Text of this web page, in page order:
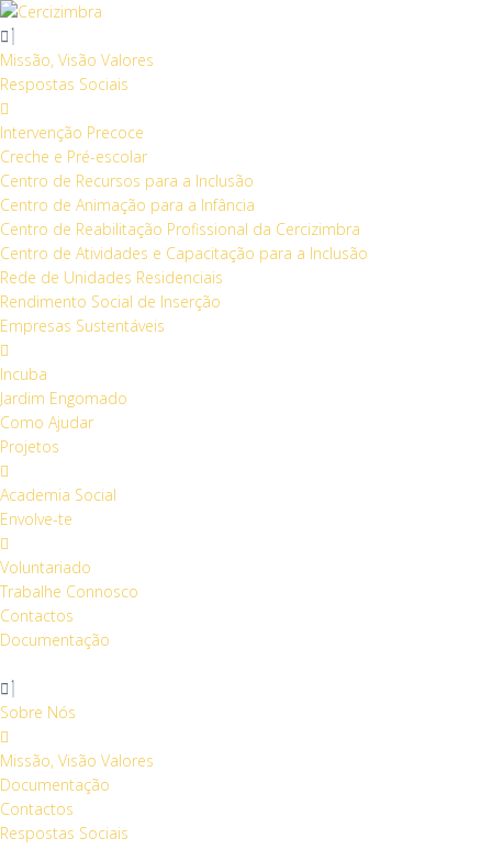
S
k
i
p
t
o
c
o
n
t
e
n
t
Missão, Visão Valores
Respostas Sociais
Intervenção Precoce
Creche e Pré-escolar
Centro de Recursos para a Inclusão
Centro de Animação para a Infância
Centro de Reabilitação Profissional da Cercizimbra
Centro de Atividades e Capacitação para a Inclusão
Rede de Unidades Residenciais
Rendimento Social de Inserção
Empresas Sustentáveis
Incuba
Jardim Engomado
Como Ajudar
Projetos
Academia Social
Envolve-te
Voluntariado
Trabalhe Connosco
Contactos
Documentação
Sobre Nós
Missão, Visão Valores
Documentação
Contactos
Respostas Sociais